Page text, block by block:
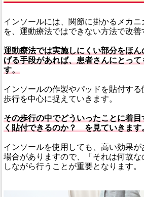
インソールには、関節に掛かるメカ
を、運動療法ではできない方法で改善
運動療法では実施しにくい部分をほ
げる手段があれば、患者さんにとっ
す。
インソールの作製やパッドを貼付する
歩行を中心に捉えていきます。
その歩行の中でどういったことに着
く貼付できるのか？ を見ていきます
インソールを使用しても、高い効果
場合がありますので、「それは何故
しながら行うことが重要となります。